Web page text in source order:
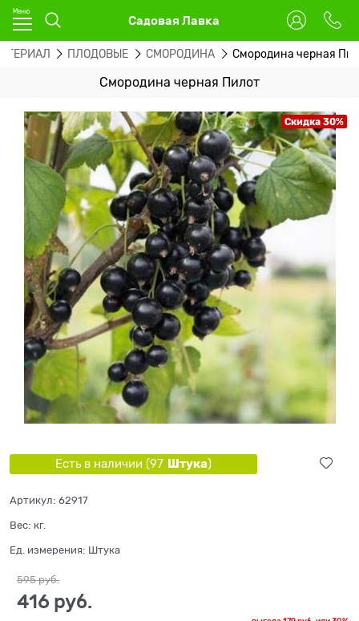
Садовая Лавка
ПЛОДОВЫЕ СМОРОДИНА Смородина черная
Смородина черная Пилот
Скидка 30%
Есть в наличии (97 Штука)
Артикул: 62917
Вес: кг.
Ед. измерения: Штука
595 руб.
416 руб.